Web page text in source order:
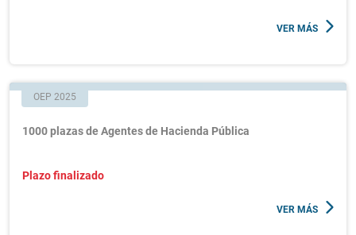
VER MÁS
OEP 2025
1000 plazas de Agentes de Hacienda Pública
Plazo finalizado
VER MÁS